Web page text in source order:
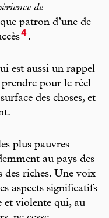
de
patron d’une de
4.
est aussi un rappel
pour le réel
des choses, et
plus pauvres
au pays des
des riches. Une voix
aspects significatifs
et violente qui, au